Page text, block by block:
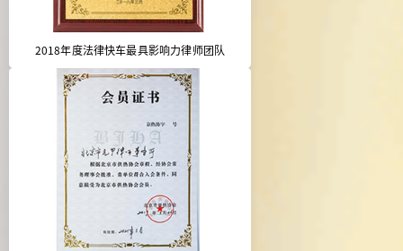
2018年度法律快车最具影响力律师团队